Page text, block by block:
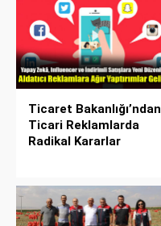
Ticaret Bakanlığı’ndan
Ticari Reklamlarda
Radikal Kararlar